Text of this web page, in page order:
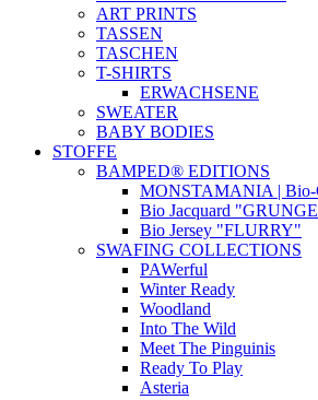
ART PRINTS
TASSEN
TASCHEN
T-SHIRTS
ERWACHSENE
SWEATER
BABY BODIES
STOFFE
BAMPED® EDITIONS
MONSTAMANIA | Bio-
Bio Jacquard
Bio Jersey "FLURRY"
SWAFING COLLECTIONS
PAWerful
Winter Ready
Woodland
Into The Wild
Meet The Pinguinis
Ready To Play
Asteria